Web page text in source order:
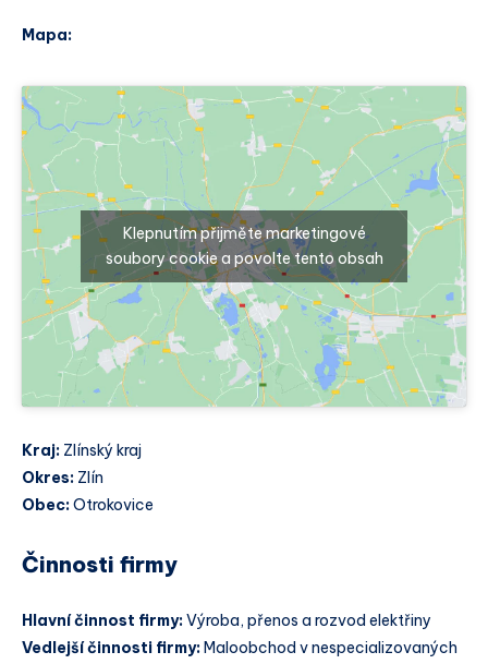
Mapa:
Klepnutím přijměte marketingové
soubory cookie a povolte tento obsah
Kraj: Zlínský kraj
Okres: Zlín
Obec:Otrokovice
Činnosti firmy
Hlavní činnost firmy:Výroba, přenos a rozvod elektřiny
Vedlejší činnosti firmy:Maloobchod v nespecializovaných